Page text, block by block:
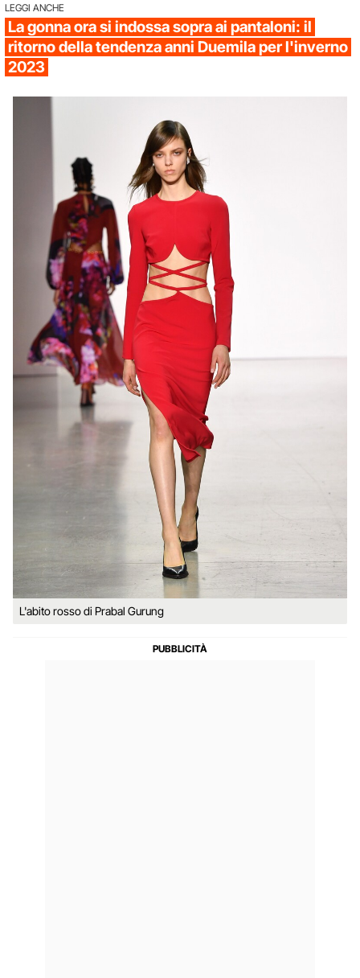
LEGGI ANCHE
La gonna ora si indossa sopra ai pantaloni: il
ritorno della tendenza anni Duemila per l'inverno
2023
L'abito rosso di Prabal Gurung